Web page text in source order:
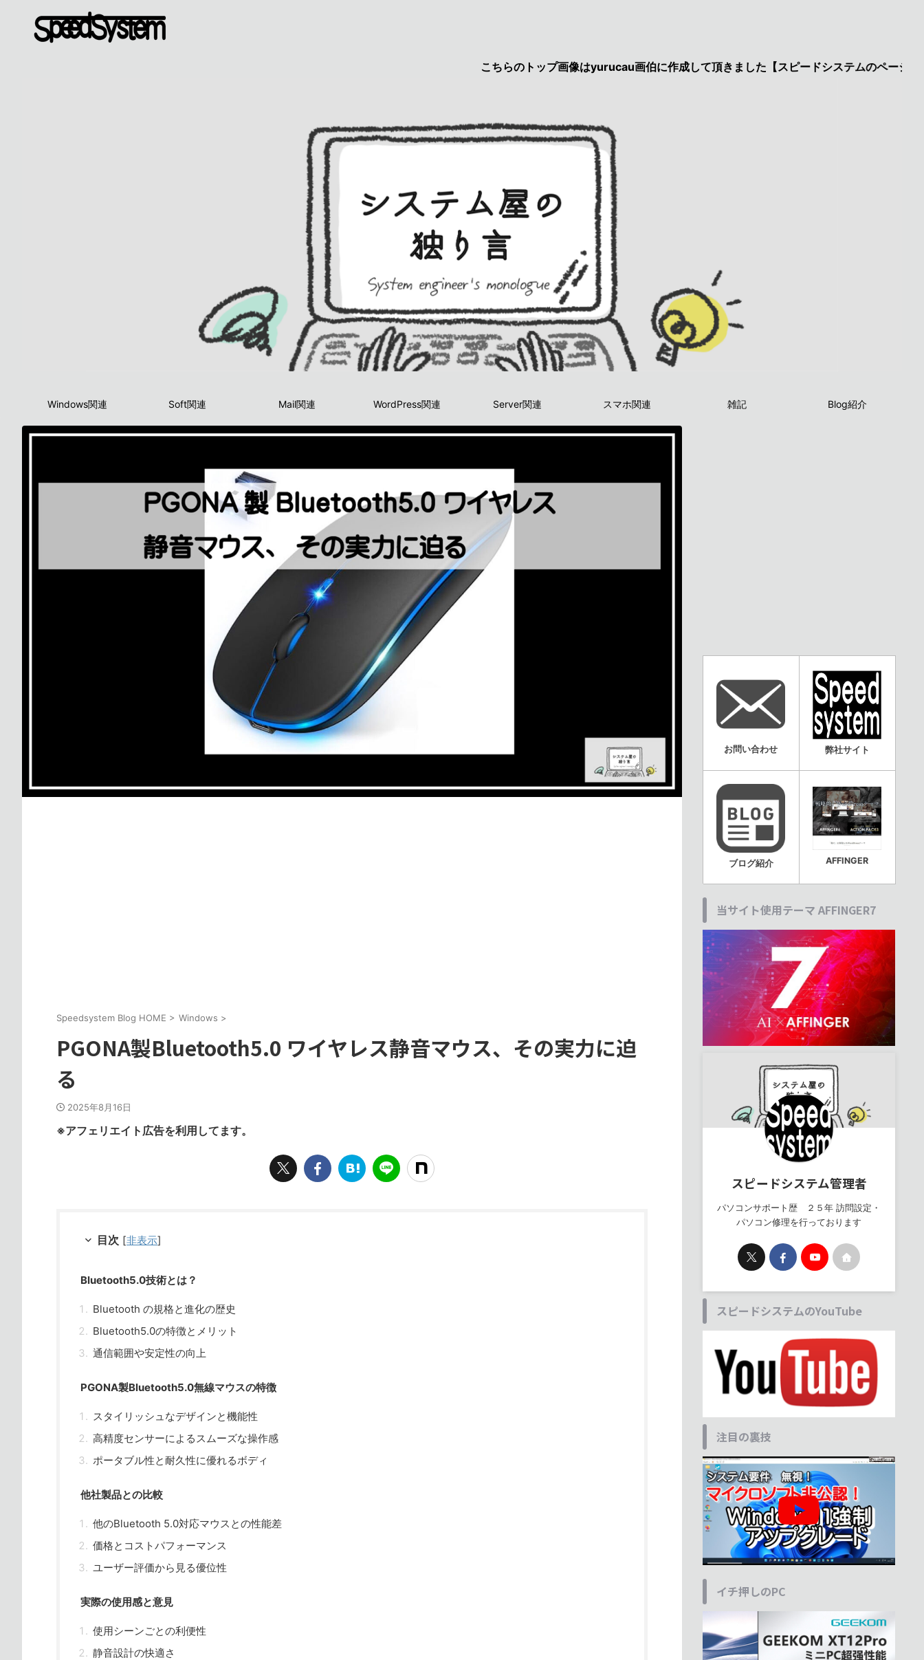
こちらのトップ画像はyurucau画伯に作成して頂きました【スピードシステムのページを見た】で
Windows関連 Soft関連 Mail関連 WordPress関連 Server関連 スマホ関連 雑記 Blog紹介
Speedsystem Blog HOME > Windows >
PGONA製Bluetooth5.0 ワイヤレス静音マウス、その実力に迫
る
2025年8月16日
※アフェリエイト広告を利用してます。
目次 [非表示]
Bluetooth5.0技術とは？
Bluetooth の規格と進化の歴史
Bluetooth5.0の特徴とメリット
通信範囲や安定性の向上
PGONA製Bluetooth5.0無線マウスの特徴
スタイリッシュなデザインと機能性
高精度センサーによるスムーズな操作感
ポータブル性と耐久性に優れるボディ
他社製品との比較
他のBluetooth 5.0対応マウスとの性能差
価格とコストパフォーマンス
ユーザー評価から見る優位性
実際の使用感と意見
使用シーンごとの利便性
静音設計の快適さ
お問い合わせ 弊社サイト
ブログ紹介 AFFINGER
当サイト使用テーマ AFFINGER7
スピードシステム管理者
パソコンサポート歴 ２５年 訪問設定・
パソコン修理を行っております
スピードシステムのYouTube
注目の裏技
イチ押しのPC